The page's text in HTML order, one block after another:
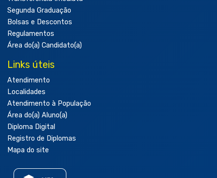
Segunda Graduação
Bolsas e Descontos
Regulamentos
Área do(a) Candidato(a)
Links úteis
Atendimento
Localidades
Atendimento à População
Área do(a) Aluno(a)
Diploma Digital
Registro de Diplomas
Mapa do site